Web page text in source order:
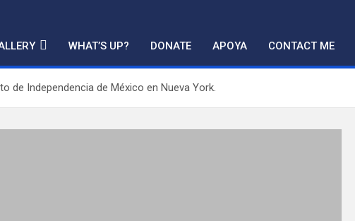
WHAT’S UP? DONATE APOYA CONTACT ME
de Independencia de México en Nueva York.